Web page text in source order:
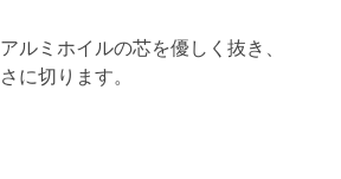
ルミホイルの芯を優しく抜き、
に切ります。